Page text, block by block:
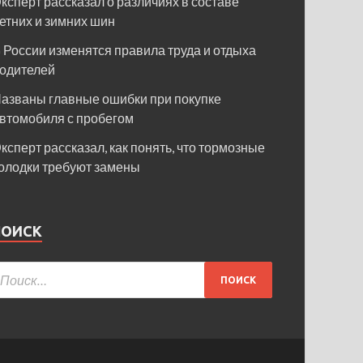
и зимних шин
России изменятся правила труда и отдыха
главные ошибки при покупке
с пробегом
рассказал, как понять, что тормозные
требуют замены